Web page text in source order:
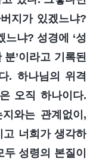
지가 있겠느냐?
냐? 성경에 ‘성
’이라고 기록된
. 하나님의 위격
오직 하나이다.
와는 관계없이,
고 너희가 생각하
성령의 본질이